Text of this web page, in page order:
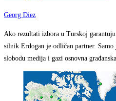
Georg Diez
Ako rezultati izbora u Turskoj
silnik Erdogan je odličan partner.
slobodu medija i gazi osnovna